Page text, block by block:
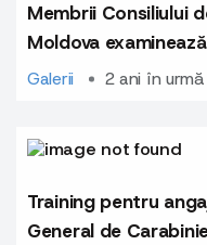
Membrii Consiliului
Moldova
ședinței din 21
Galerii 2 ani în urmă
Training pentru
General de